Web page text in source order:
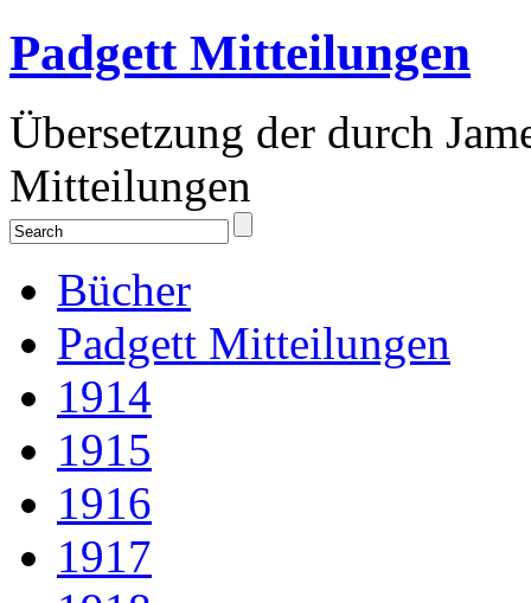
Padgett Mitteilungen
Übersetzung der durch
Mitteilungen
Bücher
Padgett Mitteilungen
1914
1915
1916
1917